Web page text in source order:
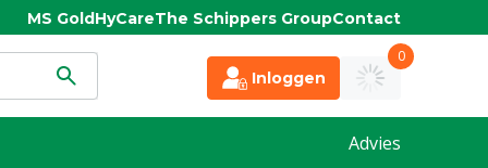
MS GoldHyCareThe Schippers GroupContact
Inloggen
0
Advies